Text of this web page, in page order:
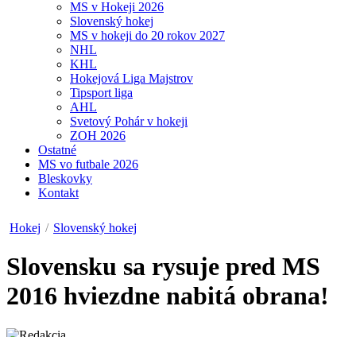
MS v Hokeji 2026
Slovenský hokej
MS v hokeji do 20 rokov 2027
NHL
KHL
Hokejová Liga Majstrov
Tipsport liga
AHL
Svetový Pohár v hokeji
ZOH 2026
Ostatné
MS vo futbale 2026
Bleskovky
Kontakt
Hokej / Slovenský hokej
Slovensku sa rysuje pred MS
2016 hviezdne nabitá obrana!